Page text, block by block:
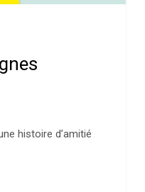
histoire d’amitié